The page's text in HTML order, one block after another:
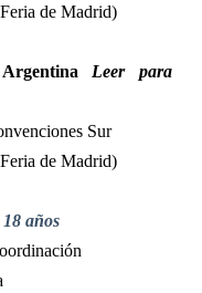
de Madrid)
Leer para
Sur
de Madrid)
años